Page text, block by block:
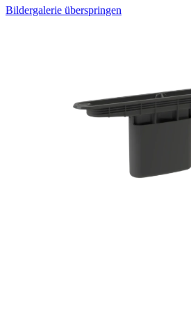
Bildergalerie überspringen